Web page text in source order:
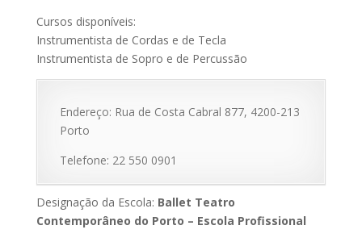
Cursos disponíveis:
Instrumentista de Cordas e de Tecla
Instrumentista de Sopro e de Percussão
Endereço: Rua de Costa Cabral 877, 4200-213
Porto
Telefone: 22 550 0901
Designação da Escola: Ballet Teatro
Contemporâneo do Porto – Escola Profissional